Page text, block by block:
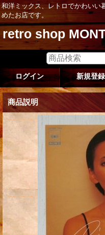
和洋ミックス、レトロでかわいい
めたお店です。
retro shop
ログイン 新規登
商品説明